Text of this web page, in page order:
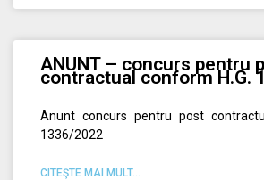
ANUNT – concurs pentru
contractual conform H.G.
Anunt concurs pentru post
1336/2022
CITEŞTE MAI MULT...